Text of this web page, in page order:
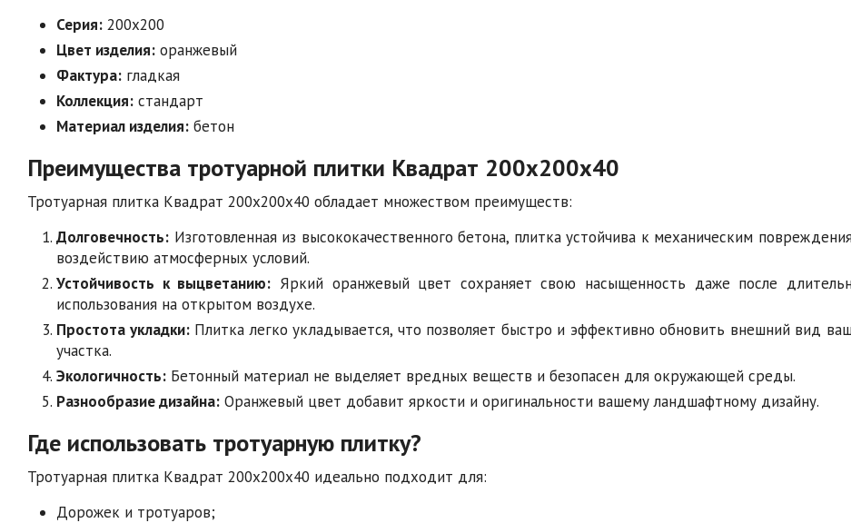
Серия: 200х200
Цвет изделия: оранжевый
Фактура: гладкая
Коллекция: стандарт
Материал изделия: бетон
Преимущества тротуарной плитки Квадрат 200х200х40
Тротуарная плитка Квадрат 200х200х40 обладает множеством преимуществ:
Долговечность: Изготовленная из высококачественного бетона, плитка устойчива к механическим
воздействию атмосферных условий.
Устойчивость к выцветанию: Яркий оранжевый цвет сохраняет свою насыщенность даже после
использования на открытом воздухе.
Простота укладки:Плитка легко укладывается, что позволяет быстро и эффективно обновить внешний вид
участка.
Экологичность: Бетонный материал не выделяет вредных веществ и безопасен для окружающей среды.
Разнообразие дизайна: Оранжевый цвет добавит яркости и оригинальности вашему ландшафтному дизайну.
Где использовать тротуарную плитку?
Тротуарная плитка Квадрат 200х200х40 идеально подходит для:
Дорожек и тротуаров;